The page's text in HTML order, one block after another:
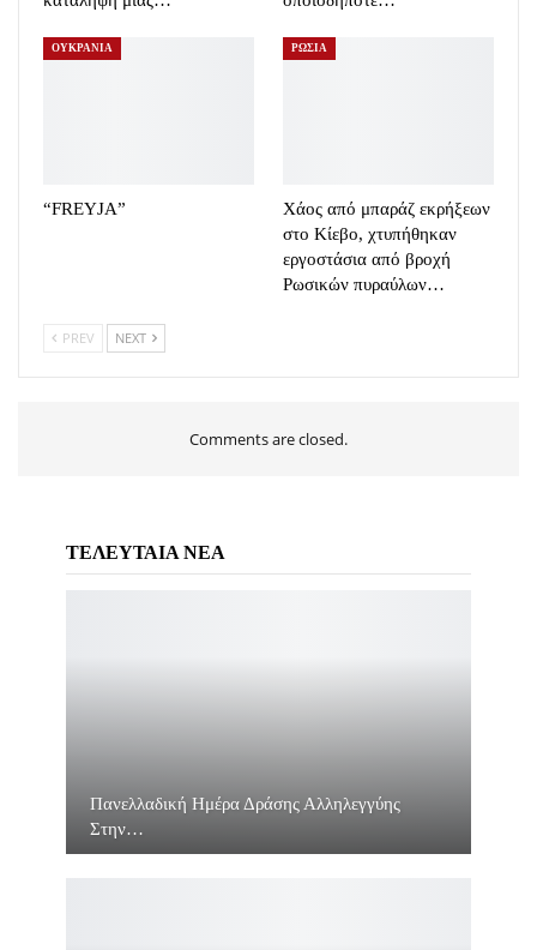
ΟΥΚΡΑΝΙΑ
“FREYJA”
ΡΩΣΙΑ
Χάος από μπαράζ εκρήξεων
στο Κίεβο, χτυπήθηκαν
εργοστάσια από βροχή
Ρωσικών πυραύλων…
PREV NEXT
Comments are closed.
ΤΕΛΕΥΤΑΙΑ ΝΕΑ
Πανελλαδική Ημέρα Δράσης Αλληλεγγύης
Στην…